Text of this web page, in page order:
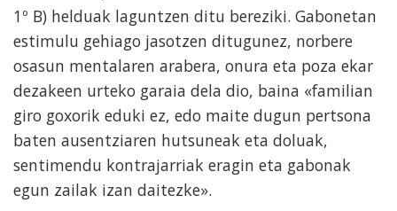
1º B) helduak laguntzen ditu bereziki. Gabonetan
estimulu gehiago jasotzen ditugunez, norbere
osasun mentalaren arabera, onura eta poza ekar
dezakeen urteko garaia dela dio, baina «familian
giro goxorik eduki ez, edo maite dugun pertsona
baten ausentziaren hutsuneak eta doluak,
sentimendu kontrajarriak eragin eta gabonak
egun zailak izan daitezke».